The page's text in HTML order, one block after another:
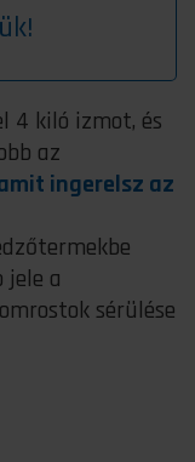
4 kiló izmot, és
az
ingerelsz az
jele a
sérülése